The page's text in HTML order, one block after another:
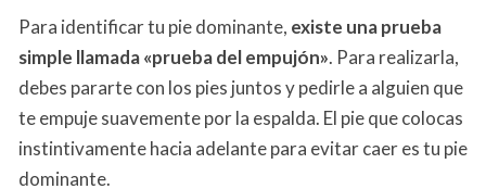
Para identificar tu pie dominante, existe una prueba
simple llamada «prueba del empujón». Para realizarla,
debes pararte con los pies juntos y pedirle a alguien que
te empuje suavemente por la espalda. El pie que colocas
instintivamente hacia adelante para evitar caer es tu pie
dominante.